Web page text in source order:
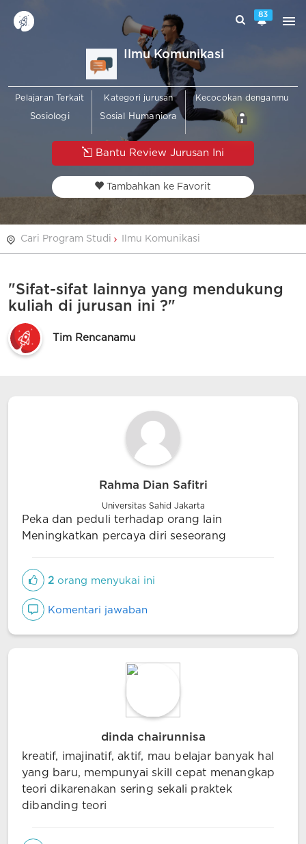
83
Ilmu Komunikasi
Pelajaran Terkait
Sosiologi
Kategori jurusan
Sosial Humaniora
Kecocokan denganmu
Bantu Review Jurusan Ini
Tambahkan ke Favorit
Cari Program Studi Ilmu Komunikasi
"Sifat-sifat lainnya yang mendukung
kuliah di jurusan ini ?"
Tim Rencanamu
Rahma Dian Safitri
Universitas Sahid Jakarta
Peka dan peduli terhadap orang lain
Meningkatkan percaya diri seseorang
2 orang menyukai ini
Komentari jawaban
dinda chairunnisa
kreatif, imajinatif, aktif, mau belajar banyak hal
yang baru, mempunyai skill cepat menangkap
teori dikarenakan sering sekali praktek
dibanding teori